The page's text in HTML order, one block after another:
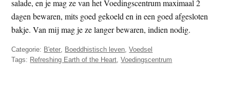
salade, en je mag ze van het Voedingscentrum maximaal 2
dagen bewaren, mits goed gekoeld en in een goed afgesloten
bakje. Van mij mag je ze langer bewaren, indien nodig.
Categorie: B'eter Boeddhistisch leven ,Voedsel
Tags: Refreshing Earth of the Heart ,Voedingscentrum